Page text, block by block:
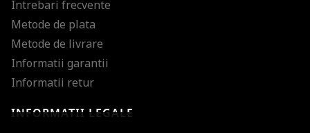
Intrebari frecvente
Metode de plata
Metode de livrare
Informatii garantii
Informatii retur
INFORMATII LEGALE